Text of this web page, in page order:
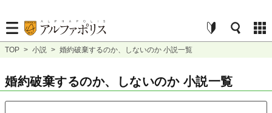
TOP > 小説 > 婚約破棄するのか、しないのか 小説一覧
婚約破棄するのか、しないのか 小説一覧